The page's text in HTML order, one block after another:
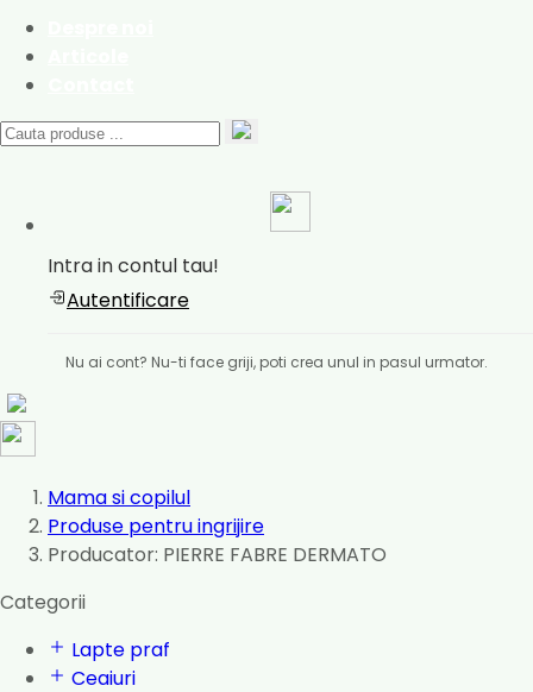
Intra in contul tau!
Autentificare
Nu ai cont? Nu-ti face griji, poti crea unul in pasul urmator.
Mama si copilul
Produse pentru ingrijire
Producator: PIERRE FABRE DERMATO
Categorii
Lapte praf
Ceaiuri